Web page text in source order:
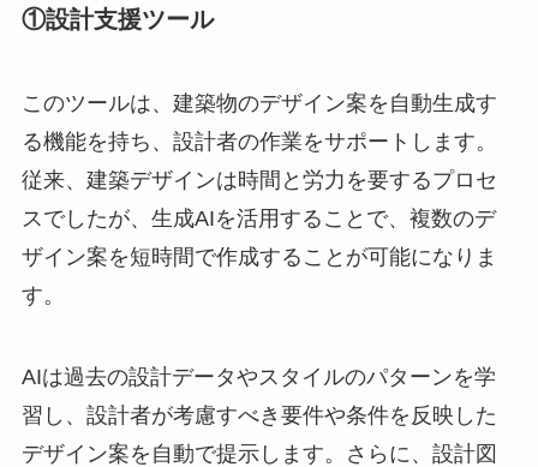
①設計支援ツール
このツールは、建築物のデザイン案を自動生成す
る機能を持ち、設計者の作業をサポートします。
従来、建築デザインは時間と労力を要するプロセ
スでしたが、生成AIを活用することで、複数のデ
ザイン案を短時間で作成することが可能になりま
す。
AIは過去の設計データやスタイルのパターンを学
習し、設計者が考慮すべき要件や条件を反映した
デザイン案を自動で提示します。さらに、設計図